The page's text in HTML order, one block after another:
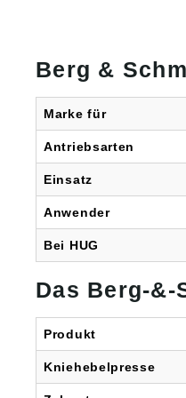
Berg &
Marke für
Antriebsarten
Einsatz
Anwender
Bei HUG
Das Berg-&-
Produkt
Kniehebelpresse